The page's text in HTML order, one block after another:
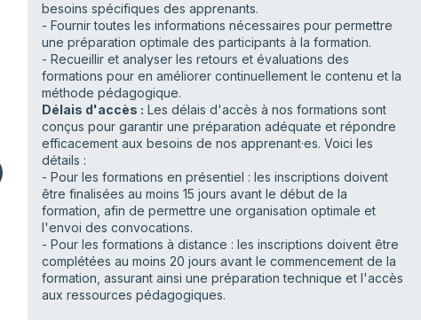
besoins spécifiques des apprenants.
- Fournir toutes les informations nécessaires pour permettre
une préparation optimale des participants à la formation.
- Recueillir et analyser les retours et évaluations des
formations pour en améliorer continuellement le contenu et la
méthode pédagogique.
Délais d'accès : Les délais d'accès à nos formations sont
conçus pour garantir une préparation adéquate et répondre
efficacement aux besoins de nos apprenant·es. Voici les
détails :
- Pour les formations en présentiel : les inscriptions doivent
être finalisées au moins 15 jours avant le début de la
formation, afin de permettre une organisation optimale et
l'envoi des convocations.
- Pour les formations à distance : les inscriptions doivent être
complétées au moins 20 jours avant le commencement de la
formation, assurant ainsi une préparation technique et l'accès
aux ressources pédagogiques.